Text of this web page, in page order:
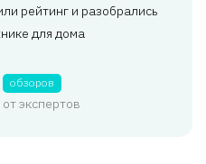
рейтинг и разобрались
для дома
обзоров
от экспертов